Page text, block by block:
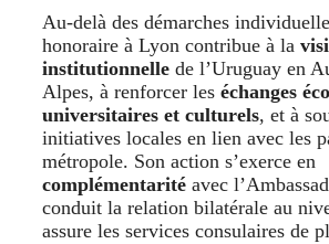
Au-delà des démarches
honoraire à Lyon contribue à la
institutionnelle de l’Uruguay en
Alpes, à renforcer les échanges
universitaires et culturels, et à
initiatives locales en lien avec les
métropole. Son action s’exerce en
complémentarité avec
conduit la relation bilatérale au
assure les services consulaires de